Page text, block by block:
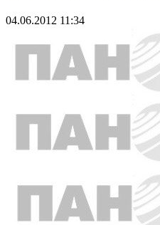
04.06.2012 11:34